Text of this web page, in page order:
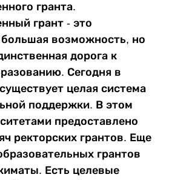
гранта.
грант - это
большая возможность, но
дорога к
Сегодня в
целая система
поддержки. В этом
предоставлено
ректорских грантов. Еще
грантов
Есть целевые